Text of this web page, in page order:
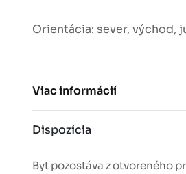
Orientácia: sever, východ,
Viac informácií
Dispozícia
Byt pozostáva z otvoreného